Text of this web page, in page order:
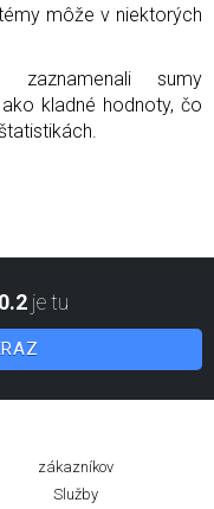
môže v niektorých
sumy
kladné hodnoty, čo
je tu
zákazníkov
Služby